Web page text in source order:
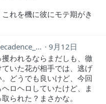
れを機に彼にモテ期がき
9月12日
われるならまだしも、徹
いた花が相手では、逃げ
どうでも良いけど、今回
ロヘロしていたけど、ま
られた？まさかな。